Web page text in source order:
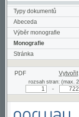
Typy dokumentů
Abeceda
Výběr monografie
Monografie
Stránka
PDF Vytvořit
rozsah stran: (max. 20)